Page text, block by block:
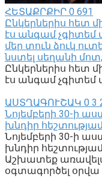
ՀԵՏԱՔՐՔԻՐ 0 691
Ընկերներիս հետ
էս անգամ չգիտեմ
մեր տուն ձուկ
նստել սեղանի մոտ,
Ընկերներիս հետ
էս անգամ չգիտեմ
ԱՍՏՂԱԳՈՒՇԱԿ 0 3
Նոյեմբերի 30-ի
խնդիր
Նոյեմբերի 30-ի
խնդիր
Աշխատեք
օգտագործել